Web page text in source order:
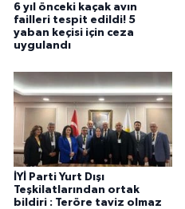
6 yıl önceki kaçak avın
failleri tespit edildi! 5
yaban keçisi için ceza
uygulandı
İYİ Parti Yurt Dışı
Teşkilatlarından ortak
bildiri : Teröre taviz olmaz